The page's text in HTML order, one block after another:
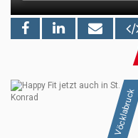
Vöcklabruck